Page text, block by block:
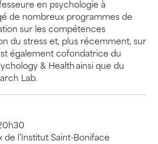
en psychologie à
de nombreux programmes de
sur les compétences
du stress et, plus récemment, sur
également cofondatrice du
& Health ainsi que du
Lab.
de l’Institut Saint-Boniface